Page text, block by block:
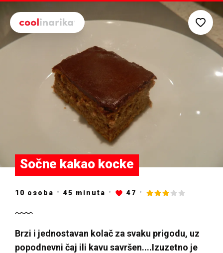
Sočne kakao kocke
10 osoba 45 minuta 47
Brzi i jednostavan kolač za svaku prigodu, uz
popodnevni čaj ili kavu savršen....Izuzetno je